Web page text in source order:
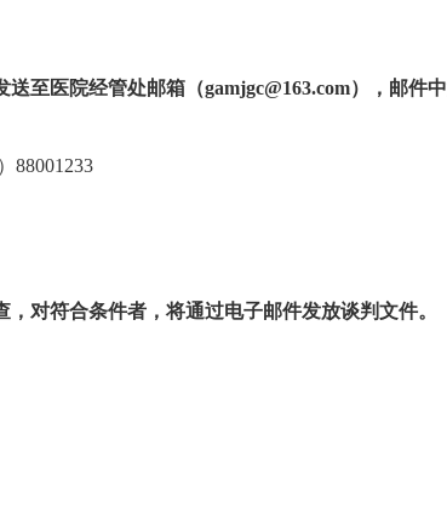
送至医院经管处邮箱（gamjgc@163.com），邮件
） 88001233
对符合条件者，将通过电子邮件发放谈判文件。